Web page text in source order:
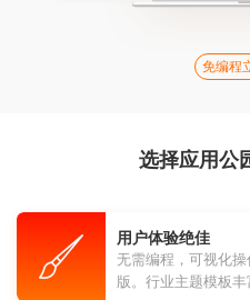
免编程
选择应用公
用户体验绝佳
无需编程，可视化
版。行业主题模板